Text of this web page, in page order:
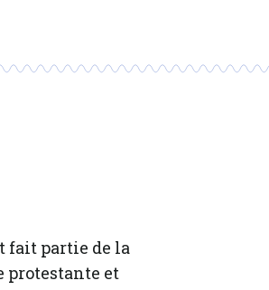
fait partie de la
protestante et